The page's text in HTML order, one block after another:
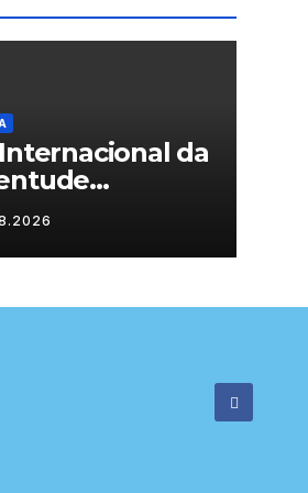
da
em
com
gratuitas